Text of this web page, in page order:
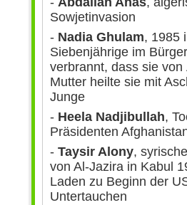
Sowjetinvasion
- Nadia Ghulam, 1985
Siebenjährige im
verbrannt, dass sie
Mutter heilte sie mit
Junge
- Heela Nadjibullah,
Präsidenten
- Taysir Alony,
von Al-Jazira in Kabul
Laden zu Beginn der
Untertauchen